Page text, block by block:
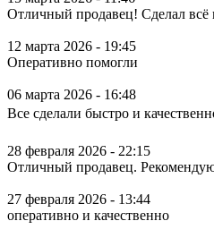
Отличный продавец! Сделал всё
12 марта 2026 - 19:45
Оперативно помогли
06 марта 2026 - 16:48
Все сделали быстро и
28 февраля 2026 - 22:15
Отличный продавец.
27 февраля 2026 - 13:44
оперативно и качественно